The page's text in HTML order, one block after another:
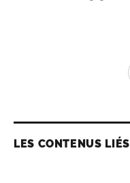
LES CONTENUS LIÉS